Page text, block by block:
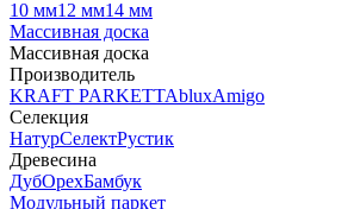
10 мм12 мм14 мм
Массивная доска
Массивная доска
Производитель
KRAFT PARKETTAbluxAmigo
Селекция
НатурСелектРустик
Древесина
ДубОрехБамбук
Модульный паркет